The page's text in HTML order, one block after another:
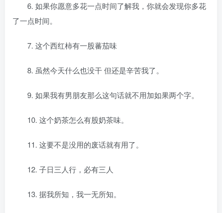
6. 如果你愿意多花一点时间了解我，你就会发现你多花
了一点时间。
7. 这个西红柿有一股蕃茄味
8. 虽然今天什么也没干 但还是辛苦我了。
9. 如果我有男朋友那么这句话就不用加如果两个字。
10. 这个奶茶怎么有股奶茶味。
11. 这要不是没用的废话就有用了。
12. 子日三人行，必有三人
13. 据我所知，我一无所知。